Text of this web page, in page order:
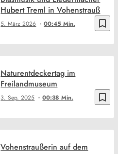
bookmark_border
5. März 2026 00:45 Min.
Hubert Treml in Vohenstrauß
bookmark_border
3. Sep. 2025 00:38 Min.
Naturentdeckertag im
Freilandmuseum
Vohenstraußerin auf dem